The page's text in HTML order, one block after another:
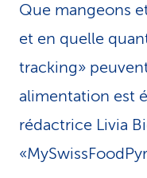
r
Que mangeons
et en quelle
tracking»
alimentation est
rédactrice Livia